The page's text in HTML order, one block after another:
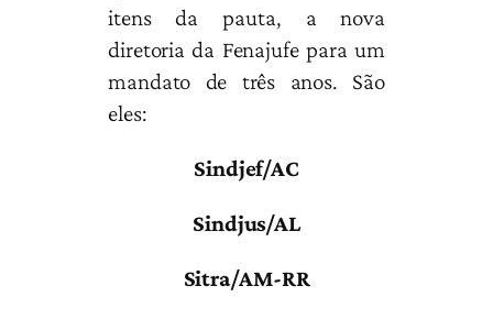
itens da pauta, a nova
diretoria da Fenajufe para um
mandato de três anos. São
eles:
Sindjef/AC
Sindjus/AL
Sitra/AM-RR